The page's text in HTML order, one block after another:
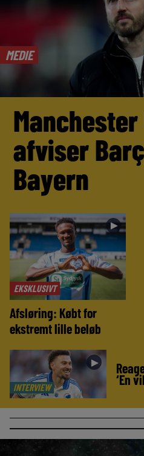
MEDIE
afviser
Bayern
EKSKLUSIVT
►
Afsløring: Købt for
ekstremt lille beløb
INTERVIEW
►
‘En